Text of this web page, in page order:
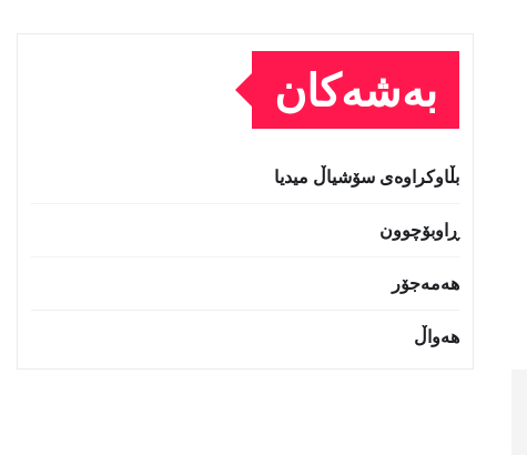
بەشەکان
بڵاوکراوەی سۆشیاڵ میدیا
ڕاوبۆچوون
هەمەجۆر
هەواڵ